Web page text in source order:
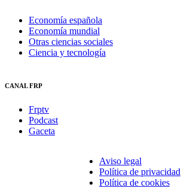
Economía española
Economía mundial
Otras ciencias sociales
Ciencia y tecnología
CANAL FRP
Frptv
Podcast
Gaceta
Aviso legal
Política de privacidad
Política de cookies